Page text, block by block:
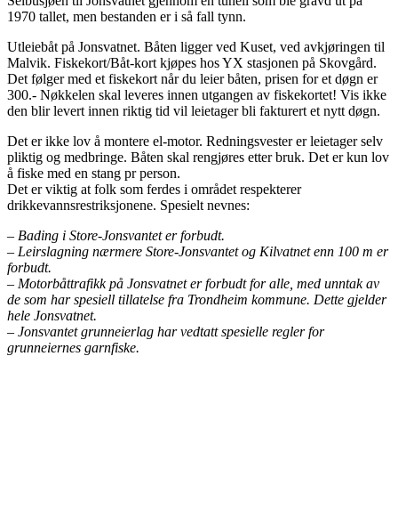
1970 tallet, men bestanden er i så fall tynn.
Utleiebåt på Jonsvatnet. Båten ligger ved Kuset, ved avkjøringen til
Malvik. Fiskekort/Båt-kort kjøpes hos YX stasjonen på Skovgård.
Det følger med et fiskekort når du leier båten, prisen for et døgn er
300.- Nøkkelen skal leveres innen utgangen av fiskekortet! Vis ikke
den blir levert innen riktig tid vil leietager bli fakturert et nytt døgn.
Det er ikke lov å montere el-motor. Redningsvester er leietager selv
pliktig og medbringe. Båten skal rengjøres etter bruk. Det er kun lov
å fiske med en stang pr person.
Det er viktig at folk som ferdes i området respekterer
drikkevannsrestriksjonene. Spesielt nevnes:
– Bading i Store-Jonsvantet er forbudt.
– Leirslagning nærmere Store-Jonsvantet og Kilvatnet enn 100 m er
forbudt.
– Motorbåttrafikk på Jonsvatnet er forbudt for alle, med unntak av
de som har spesiell tillatelse fra Trondheim kommune. Dette gjelder
hele Jonsvatnet.
– Jonsvantet grunneierlag har vedtatt spesielle regler for
grunneiernes garnfiske.